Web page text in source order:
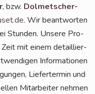
, bzw. Dol­met­scher­
. Wir beant­wor­ten
Stun­den. Unse­re Pro­
Zeit mit einem detail­lier­
Infor­ma­tio­nen
Lie­fer­ter­min und
Mit­ar­bei­ter neh­men